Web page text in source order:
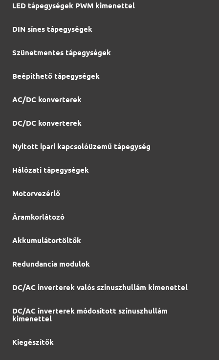
LED tápegységek PWM kimenettel
DIN sínes tápegységek
Szünetmentes tápegységek
Beépíthető tápegységek
AC/DC konverterek
DC/DC konverterek
Nyitott ipari kapcsolóüzemű tápegység
Hálózati tápegységek
Motorvezérlő
Áramkorlátozó
Akkumulátortöltők
Redundancia modulok
DC/AC inverterek valós szinuszhullám kimenettel
DC/AC inverterek módosított szinuszhullám
kimenettel
Kiegészítők